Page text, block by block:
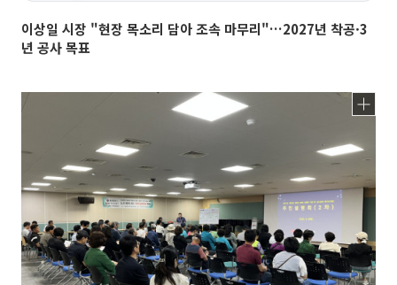
이상일 시장 "현장 목소리 담아 조속 마무리"…2027년 착공·3
년 공사 목표